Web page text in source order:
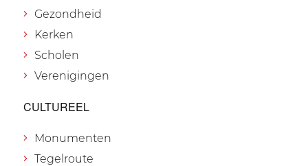
Gezondheid
Kerken
Scholen
Verenigingen
CULTUREEL
Monumenten
Tegelroute